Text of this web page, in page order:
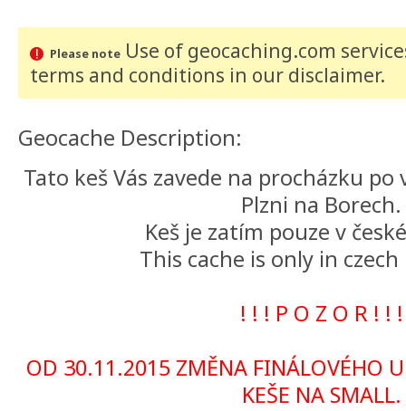
Please noteUse of geocaching.com
terms and conditions in our disclaimer.
Geocache Description:
Tato keš Vás zavede na procházku
Plzni na Borech.
Keš je zatím pouze v
This cache is only in
! ! ! P O Z O R ! ! !
OD 30.11.2015 ZMĚNA FINÁLOVÉHO
KEŠE NA SMALL.